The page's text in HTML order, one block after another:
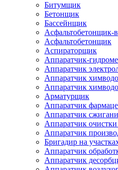
Битумщик
Бетонщик
Бассейнщик
Асфальтобетонщик-
Асфальтобетонщик
Аспираторщик
Аппаратчик-
Аппаратчик
Аппаратчик
Аппаратчик
Арматурщик
Аппаратчик
Аппаратчик
Аппаратчик
Аппаратчик
Бригадир на
Аппаратчик
Аппаратчик